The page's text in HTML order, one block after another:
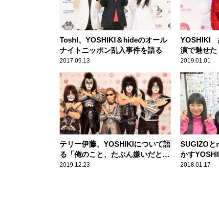
Toshl、YOSHIKI＆hideのオール
ナイトニッポン乱入事件を語る
2017.09.13
YOSHIKI
演で魅せ
テージ
2019.01.01
テリー伊藤、YOSHIKIについて語
る「俺のこと、たぶん嫌いだと思
う（笑）」
2019.12.23
SUGIZOと
かす
2018.01.17